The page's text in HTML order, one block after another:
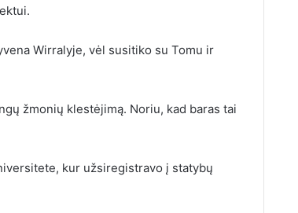
Wirralyje, vėl susitiko su Tomu ir
žmonių klestėjimą. Noriu, kad baras tai
kur užsiregistravo į statybų